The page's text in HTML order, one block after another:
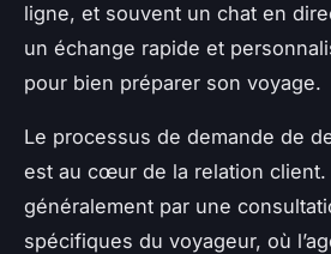
ligne, et souvent un chat en
un échange rapide et
pour bien préparer son voyage.
Le processus de demande de
est au cœur de la relation client.
généralement par une
spécifiques du voyageur, où